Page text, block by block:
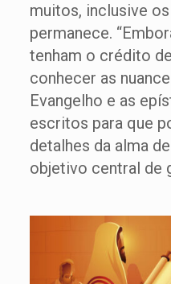
muitos, inclusive
permanece.
tenham o crédito
conhecer as
Evangelho e as
escritos para que
detalhes da alma
objetivo central de